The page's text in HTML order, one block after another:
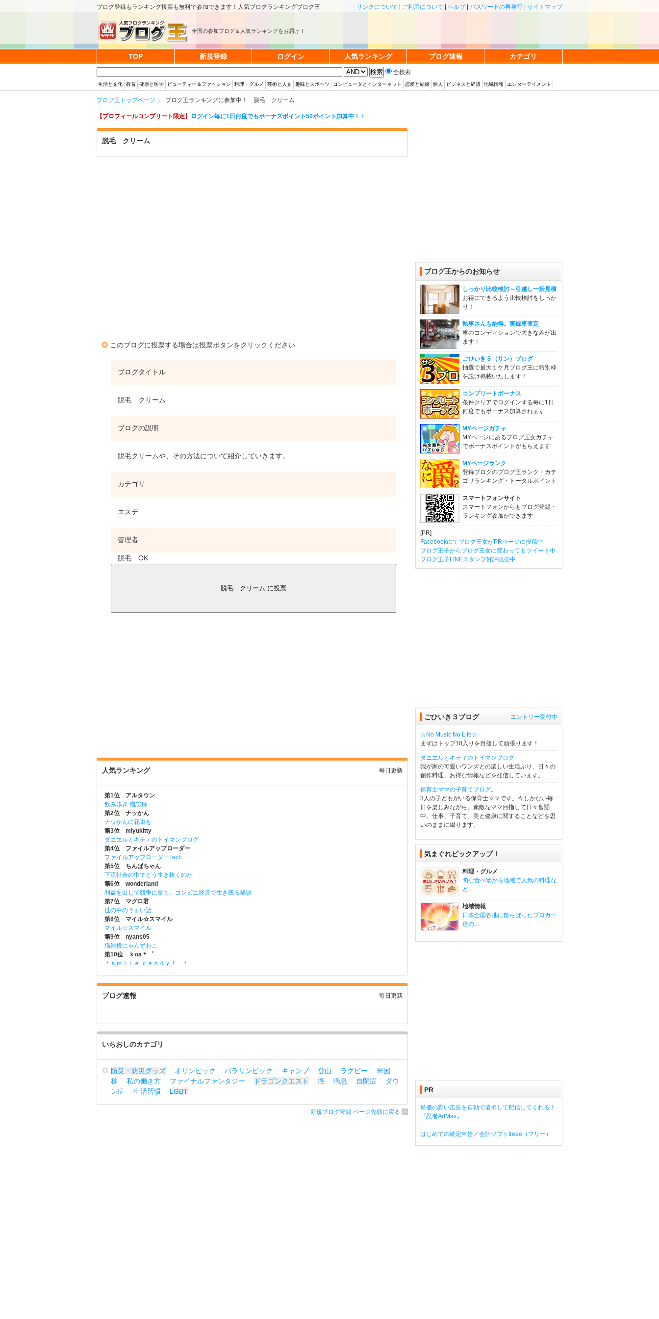
ブログ登録もランキング投票も無料で参加できます！人気ブログランキングブログ王 リンクについて ご利用について ヘルプ| パスワードの再発行 サイトマップ
全国の参加ブログ＆人気ランキングをお届け！
TOP 新規登録 ログイン 人気ランキング ブログ速報 カテゴリ
全検索
生活と文化 教育 健康と医学 ビューティー＆ファッション 料理・グルメ 芸術と人文 趣味とスポーツ コンピュータとインターネット 恋愛と結婚 個人 ビジネスと経済 地域情報 エンターテイメント
ブログ王トップページ ブログ王ランキングに参加中！ 脱毛 クリーム
【プロフィールコンプリート限定】 ログイン毎に1日何度でもボーナスポイント50ポイント加算中！！
脱毛 クリーム
このブログに投票する場合は投票ボタンをクリックください
ブログタイトル
脱毛 クリーム
ブログの説明
脱毛クリームや、その方法について紹介していきます。
カテゴリ
エステ
管理者
脱毛 OK
人気ランキング 毎日更新
第1位 アルタウン
飲み歩き 備忘録
第2位 ナッかん
ナッかんに花束を
第3位 miyukitty
ダニエルとキティのトイマンブログ
第4位 ファイルアップローダー
ファイルアップローダーTech
第5位 ちんぱちゃん
下流社会の中でどう生き抜くのか
第6位 wonderland
利益を出して競争に勝ち、コンビニ経営で生き残る秘訣
第7位 マグロ君
世の中のうまい話
第8位 マイル☆スマイル
マイル☆スマイル
第9位 nyans05
猫雑貨にゃんずわこ
第10位 ｋoa＊゜
＊ｓｍｉｌｅ ｃａｎｄｙ！ ＊
ブログ速報 毎日更新
いちおしのカテゴリ
防災・防災グッズ オリンピック パラリンピック キャンプ 登山 ラグビー
米国
株
私の働き方 ファイナルファンタジー ドラゴンクエスト 癌 喘息 自閉症
ダウ
ン症
生活習慣 LGBT
新規ブログ登録 ページ先頭に戻る
ブログ王からのお知らせ
しっかり比較検討～引越し一括見積
お得にできるよう比較検討をしっか
り！
執事さんも納得。実録車査定
車のコンディションで大きな差が出
ます！
ごひいき３（サン）ブログ
抽選で最大１ケ月ブログ王に特別枠
を設け掲載いたします！
コンプリートボーナス
条件クリアでログインする毎に1日
何度でもボーナス加算されます
MYページガチャ
MYページにあるブログ王女ガチャ
でボーナスポイントがもらえます
MYページランク
登録ブログのブログ王ランク・カテ
ゴリランキング・トータルポイント
スマートフォンサイト
スマートフォンからもブログ登録・
ランキング参加ができます
[PR]
Facebookにてブログ王女がPRページに投稿中
ブログ王子からブログ王女に変わってもツイート中
ブログ王子LINEスタンプ好評販売中
エントリー受付中
ごひいき３ブログ
☆No Music No Life☆
まずはトップ10入りを目指して頑張ります！
ダニエルとキティのトイマンブログ
我が家の可愛いワンズとの楽しい生活ぶり、日々の
創作料理、お得な情報などを発信しています。
保育士ママの子育てブログ。
3人の子どもがいる保育士ママです。今しかない毎
日を楽しみながら、素敵なママ目指して日々奮闘
中。仕事、子育て、美と健康に関することなどを思
いのままに綴ります。
気まぐれピックアップ！
料理・グルメ
旬な食べ物から地域で人気の料理な
ど…
地域情報
日本全国各地に散らばったブロガー
達の…
PR
単価の高い広告を自動で選択して配信してくれる！
『忍者AdMax』
はじめての確定申告／会計ソフトfreee（フリー）